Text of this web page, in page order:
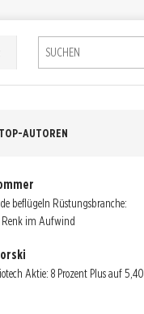
AUTOREN
beflügeln Rüstungsbranche:
Renk im Aufwind
Aktie: 8 Prozent Plus auf 5,40